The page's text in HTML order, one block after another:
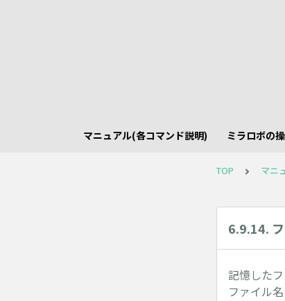
マニュアル(各コマンド説明) ミラロボの
TOP マニ
6.9.14.
記憶した
ファイル